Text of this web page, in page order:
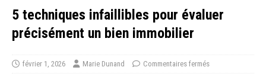
5 techniques infaillibles pour évaluer
précisément un bien immobilier
février 1, 2026 Marie Dunand Commentaires fermés